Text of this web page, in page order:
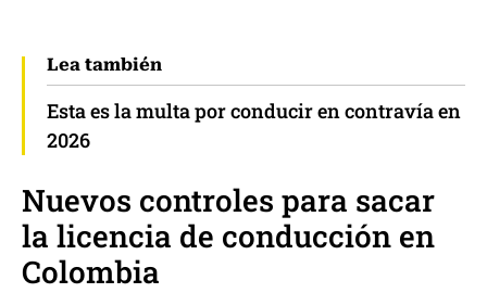
Lea también
Esta es la multa por conducir en contravía en
2026
Nuevos controles para sacar
la licencia de conducción en
Colombia